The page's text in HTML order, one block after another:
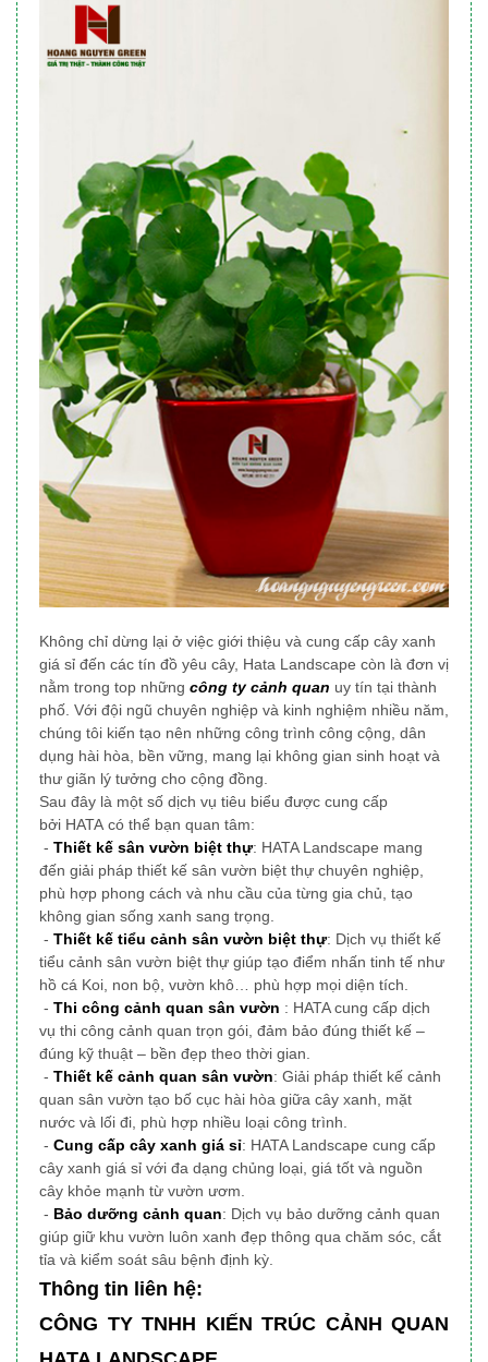
Không chỉ dừng lại ở việc giới thiệu và cung cấp cây xanh
giá sỉ đến các tín đồ yêu cây, Hata Landscape còn là đơn vị
nằm trong top những công ty cảnh quan uy tín tại thành
phố . Với đội ngũ chuyên nghiệp và kinh nghiệm nhiều năm,
chúng tôi kiến tạo nên những công trình công cộng, dân
dụng hài hòa, bền vững, mang lại không gian sinh hoạt và
thư giãn lý tưởng cho cộng đồng.
Sau đây là một số dịch vụ tiêu biểu được cung cấp
bởi HATA có thể bạn quan tâm:
- Thiết kế sân vườn biệt thự: HATA Landscape mang
đến giải pháp thiết kế sân vườn biệt thự chuyên nghiệp,
phù hợp phong cách và nhu cầu của từng gia chủ, tạo
không gian sống xanh sang trọng.
- Thiết kế tiểu cảnh sân vườn biệt thự: Dịch vụ thiết kế
tiểu cảnh sân vườn biệt thự giúp tạo điểm nhấn tinh tế như
hồ cá Koi, non bộ, vườn khô… phù hợp mọi diện tích.
- Thi công cảnh quan sân vườn : HATA cung cấp dịch
vụ thi công cảnh quan trọn gói, đảm bảo đúng thiết kế –
đúng kỹ thuật – bền đẹp theo thời gian.
- Thiết kế cảnh quan sân vườn: Giải pháp thiết kế cảnh
quan sân vườn tạo bố cục hài hòa giữa cây xanh, mặt
nước và lối đi, phù hợp nhiều loại công trình.
- Cung cấp cây xanh giá sỉ: HATA Landscape cung cấp
cây xanh giá sỉ với đa dạng chủng loại, giá tốt và nguồn
cây khỏe mạnh từ vườn ươm.
- Bảo dưỡng cảnh quan: Dịch vụ bảo dưỡng cảnh quan
giúp giữ khu vườn luôn xanh đẹp thông qua chăm sóc, cắt
tỉa và kiểm soát sâu bệnh định kỳ.
Thông tin liên hệ:
CÔNG TY TNHH KIẾN TRÚC CẢNH QUAN